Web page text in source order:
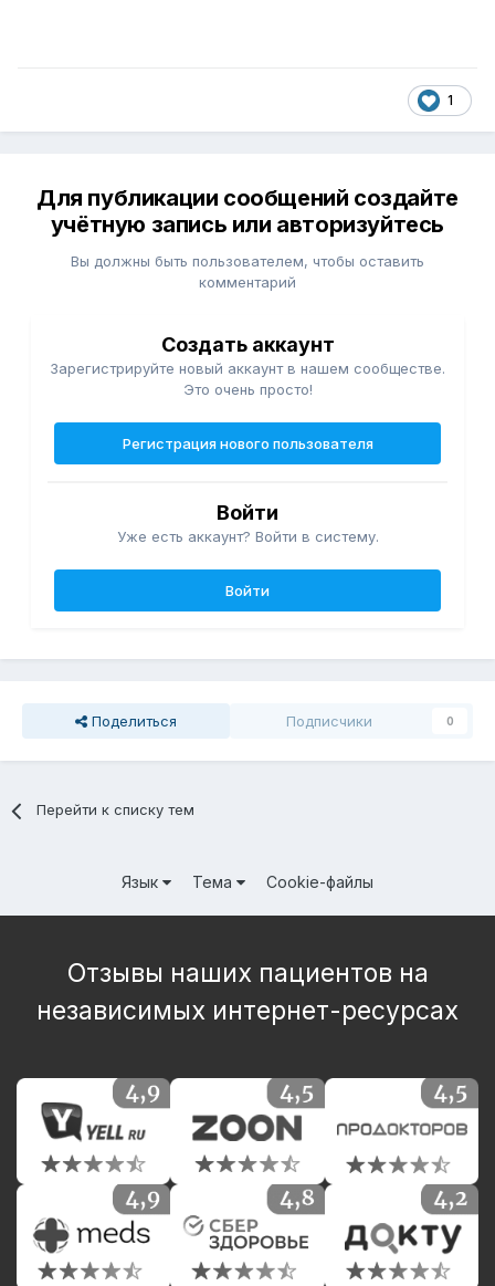
1
Для публикации сообщений создайте
учётную запись или авторизуйтесь
Вы должны быть пользователем, чтобы оставить
комментарий
Создать аккаунт
Зарегистрируйте новый аккаунт в нашем сообществе.
Это очень просто!
Регистрация нового пользователя
Войти
Уже есть аккаунт? Войти в систему.
Войти
Поделиться Подписчики 0
Перейти к списку тем
Язык Тема Cookie-файлы
Отзывы наших пациентов на
независимых интернет-ресурсах